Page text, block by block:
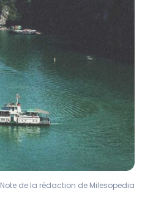
Note de la rédaction de Milesopedia